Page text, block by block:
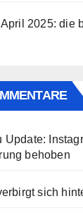
2025: die
Update:
behoben
sich